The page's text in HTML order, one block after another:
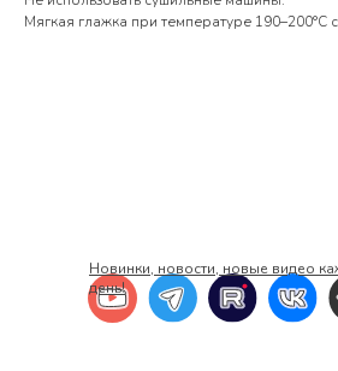
Мягкая глажка при температуре 190–200°С
Новинки, новости, новые видео
день!